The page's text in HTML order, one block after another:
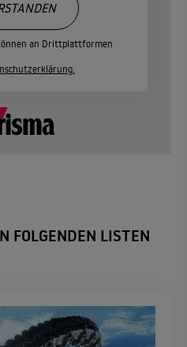
an Drittplattformen
FOLGENDEN LISTEN